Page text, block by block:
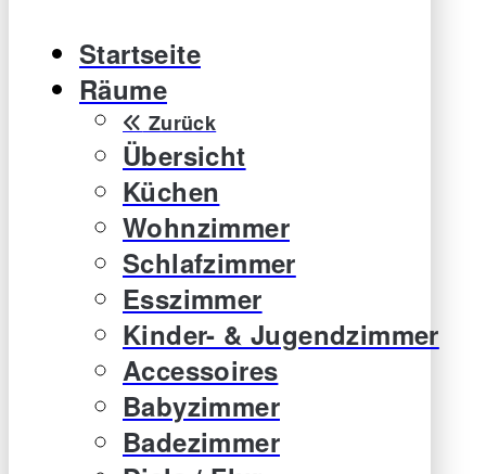
Startseite
Räume
Zurück
Übersicht
Küchen
Wohnzimmer
Schlafzimmer
Esszimmer
Kinder- & Jugendzimmer
Accessoires
Babyzimmer
Badezimmer